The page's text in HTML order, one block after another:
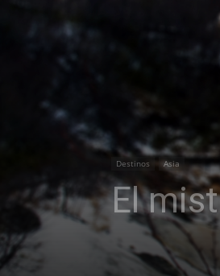
Destinos Asia
El